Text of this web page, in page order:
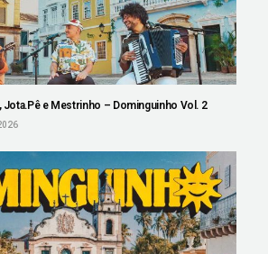
Jota.Pê e Mestrinho – Dominguinho Vol. 2